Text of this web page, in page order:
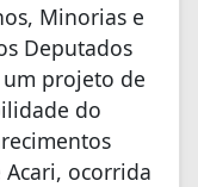
Minorias e
Deputados
projeto de
do
ocorrida